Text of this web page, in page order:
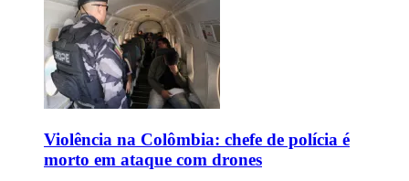
Violência na Colômbia: chefe de polícia é
morto em ataque com drones